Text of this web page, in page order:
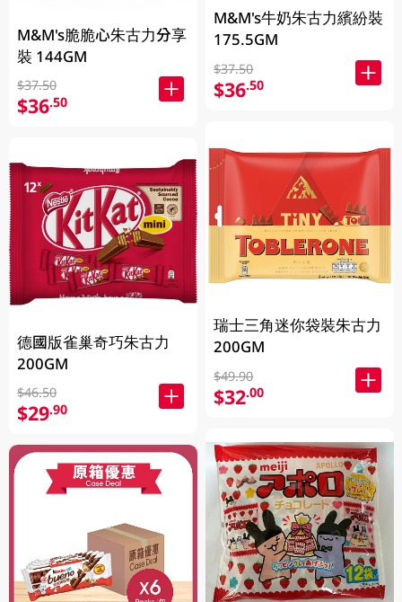
M&M's脆脆心朱古力分享
裝 144GM
$37.50
$36.50
德國版雀巢奇巧朱古力
200GM
$46.50
$29.90
M&M's牛奶朱古力繽紛裝
175.5GM
$37.50
$36.50
瑞士三角迷你袋裝朱古力
200GM
$49.90
$32.00